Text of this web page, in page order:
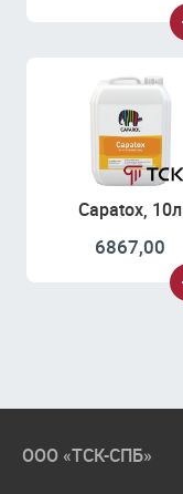
Capatox, 10л
6867,00
ООО «ТСК-СПБ»